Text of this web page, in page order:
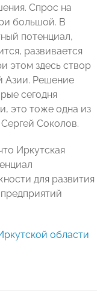
Спрос на
большой. В
потенциал,
развивается
этом здесь створ
Азии. Решение
сегодня
это тоже одна из
Соколов.
Иркутская
для развития
области